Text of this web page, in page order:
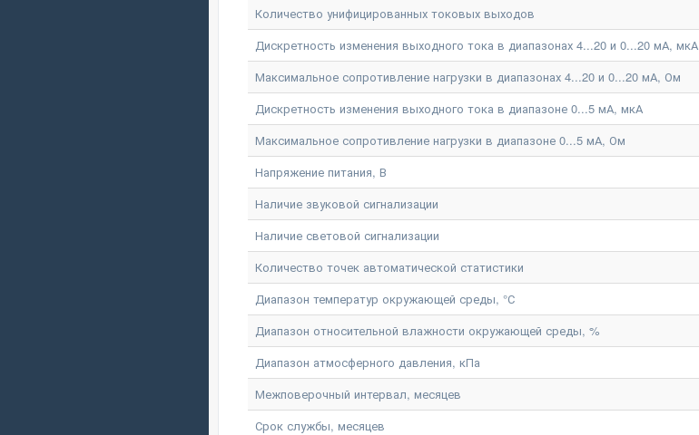
Количество унифицированных токовых выходов
Дискретность изменения выходного тока в диапазонах 4...20 и 0...20 мА, мкА
Максимальное сопротивление нагрузки в диапазонах 4...20 и 0...20 мА, Ом
Дискретность изменения выходного тока в диапазоне 0...5 мА, мкА
Максимальное сопротивление нагрузки в диапазоне 0...5 мА, Ом
Напряжение питания, В
Наличие звуковой сигнализации
Наличие световой сигнализации
Количество точек автоматической статистики
Диапазон температур окружающей среды, °С
Диапазон относительной влажности окружающей среды, %
Диапазон атмосферного давления, кПа
Межповерочный интервал, месяцев
Срок службы, месяцев